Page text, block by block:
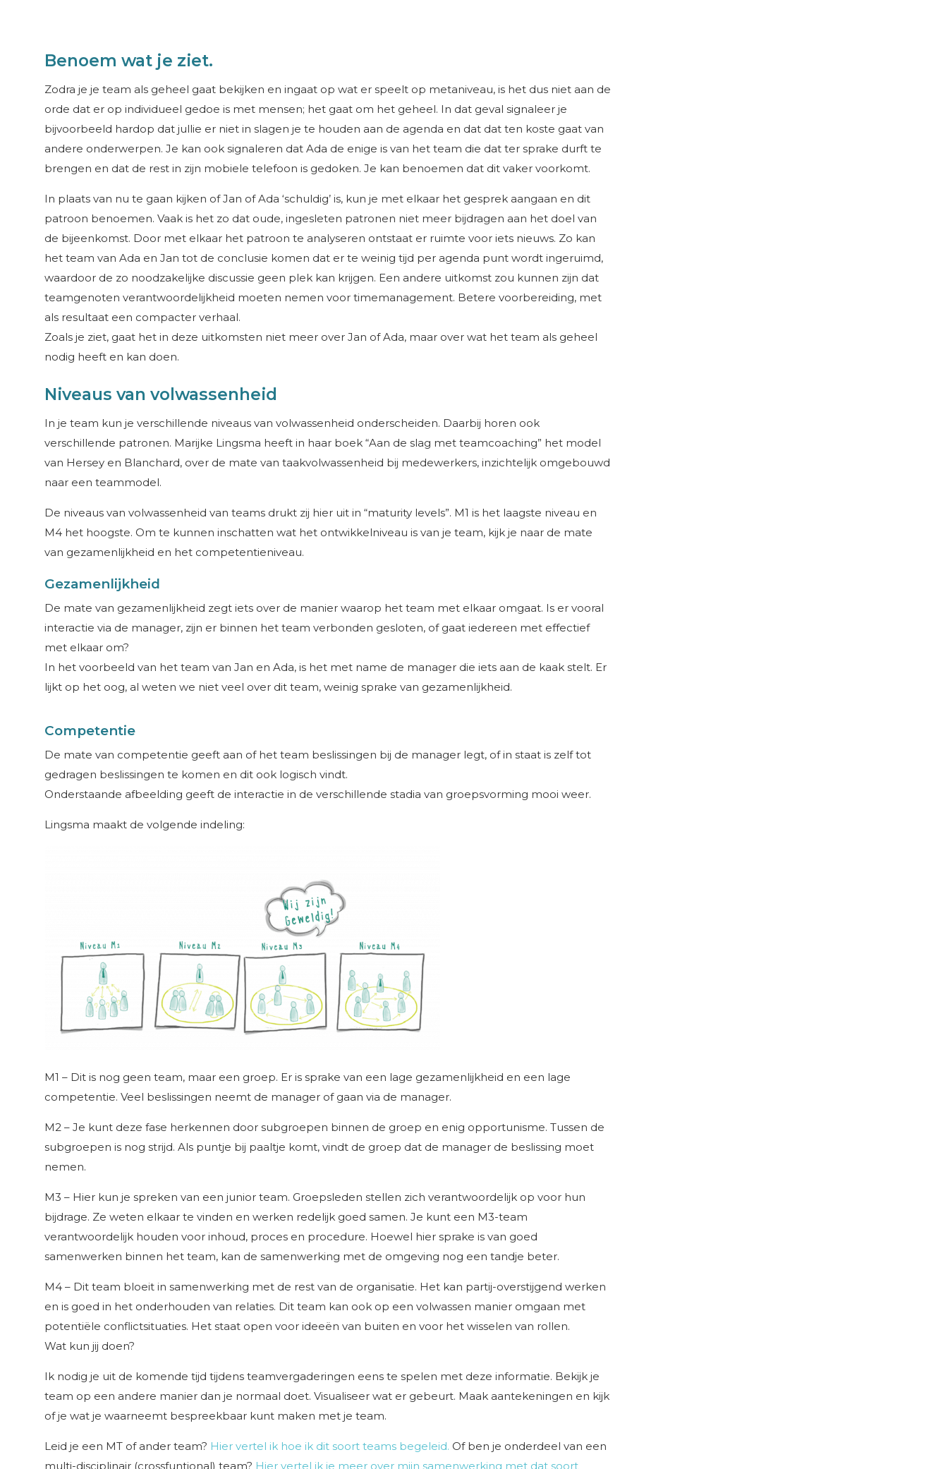
Benoem wat je ziet.
Zodra je je team als geheel gaat bekijken en ingaat op wat er speelt op metaniveau, is het dus niet aan de
orde dat er op individueel gedoe is met mensen; het gaat om het geheel. In dat geval signaleer je
bijvoorbeeld hardop dat jullie er niet in slagen je te houden aan de agenda en dat dat ten koste gaat van
andere onderwerpen. Je kan ook signaleren dat Ada de enige is van het team die dat ter sprake durft te
brengen en dat de rest in zijn mobiele telefoon is gedoken. Je kan benoemen dat dit vaker voorkomt.
In plaats van nu te gaan kijken of Jan of Ada ‘schuldig’ is, kun je met elkaar het gesprek aangaan en dit
patroon benoemen. Vaak is het zo dat oude, ingesleten patronen niet meer bijdragen aan het doel van
de bijeenkomst. Door met elkaar het patroon te analyseren ontstaat er ruimte voor iets nieuws. Zo kan
het team van Ada en Jan tot de conclusie komen dat er te weinig tijd per agenda punt wordt ingeruimd,
waardoor de zo noodzakelijke discussie geen plek kan krijgen. Een andere uitkomst zou kunnen zijn dat
teamgenoten verantwoordelijkheid moeten nemen voor timemanagement. Betere voorbereiding, met
als resultaat een compacter verhaal.
Zoals je ziet, gaat het in deze uitkomsten niet meer over Jan of Ada, maar over wat het team als geheel
nodig heeft en kan doen.
Niveaus van volwassenheid
In je team kun je verschillende niveaus van volwassenheid onderscheiden. Daarbij horen ook
verschillende patronen. Marijke Lingsma heeft in haar boek “Aan de slag met teamcoaching” het model
van Hersey en Blanchard, over de mate van taakvolwassenheid bij medewerkers, inzichtelijk omgebouwd
naar een teammodel.
De niveaus van volwassenheid van teams drukt zij hier uit in “maturity levels”. M1 is het laagste niveau en
M4 het hoogste. Om te kunnen inschatten wat het ontwikkelniveau is van je team, kijk je naar de mate
van gezamenlijkheid en het competentieniveau.
Gezamenlijkheid
De mate van gezamenlijkheid zegt iets over de manier waarop het team met elkaar omgaat. Is er vooral
interactie via de manager, zijn er binnen het team verbonden gesloten, of gaat iedereen met effectief
met elkaar om?
In het voorbeeld van het team van Jan en Ada, is het met name de manager die iets aan de kaak stelt. Er
lijkt op het oog, al weten we niet veel over dit team, weinig sprake van gezamenlijkheid.
Competentie
De mate van competentie geeft aan of het team beslissingen bij de manager legt, of in staat is zelf tot
gedragen beslissingen te komen en dit ook logisch vindt.
Onderstaande afbeelding geeft de interactie in de verschillende stadia van groepsvorming mooi weer.
Lingsma maakt de volgende indeling:
M1 – Dit is nog geen team, maar een groep. Er is sprake van een lage gezamenlijkheid en een lage
competentie. Veel beslissingen neemt de manager of gaan via de manager.
M2 – Je kunt deze fase herkennen door subgroepen binnen de groep en enig opportunisme. Tussen de
subgroepen is nog strijd. Als puntje bij paaltje komt, vindt de groep dat de manager de beslissing moet
nemen.
M3 – Hier kun je spreken van een junior team. Groepsleden stellen zich verantwoordelijk op voor hun
bijdrage. Ze weten elkaar te vinden en werken redelijk goed samen. Je kunt een M3-team
verantwoordelijk houden voor inhoud, proces en procedure. Hoewel hier sprake is van goed
samenwerken binnen het team, kan de samenwerking met de omgeving nog een tandje beter.
M4 – Dit team bloeit in samenwerking met de rest van de organisatie. Het kan partij-overstijgend werken
en is goed in het onderhouden van relaties. Dit team kan ook op een volwassen manier omgaan met
potentiële conflictsituaties. Het staat open voor ideeën van buiten en voor het wisselen van rollen.
Wat kun jij doen?
Ik nodig je uit de komende tijd tijdens teamvergaderingen eens te spelen met deze informatie. Bekijk je
team op een andere manier dan je normaal doet. Visualiseer wat er gebeurt. Maak aantekeningen en kijk
of je wat je waarneemt bespreekbaar kunt maken met je team.
Leid je een MT of ander team? Hier vertel ik hoe ik dit soort teams begeleid. Of ben je onderdeel van een
multi-disciplinair (crossfuntional) team? Hier vertel ik je meer over mijn samenwerking met dat soort